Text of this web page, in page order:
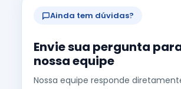
Ainda tem dúvidas?
Envie sua pergunta
nossa equipe
Nossa equipe responde